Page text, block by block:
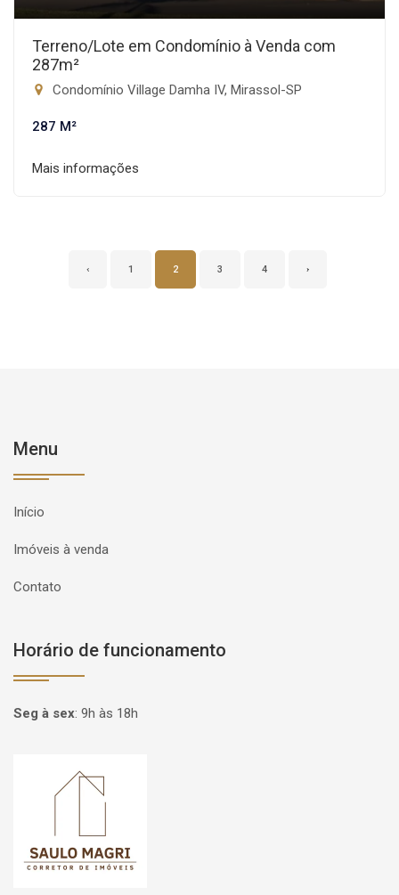
Terreno/Lote em Condomínio à Venda com
287m²
Condomínio Village Damha IV, Mirassol-SP
287 M²
Mais informações
‹ 1 2 3 4 ›
Menu
Início
Imóveis à venda
Contato
Horário de funcionamento
Seg à sex: 9h às 18h
Página inicial